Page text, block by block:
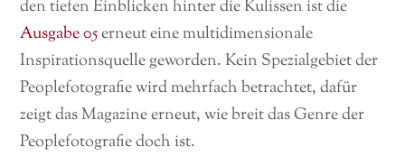
den tiefen Einblicken hinter die Kulissen ist die
Ausgabe 05erneut eine multidimensionale
Inspirationsquelle geworden. Kein Spezialgebiet der
Peoplefotografie wird mehrfach betrachtet, dafür
zeigt das Magazine erneut, wie breit das Genre der
Peoplefotografie doch ist.